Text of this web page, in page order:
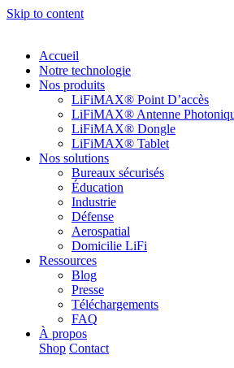
Skip to content
Accueil
Notre technologie
Nos produits
LiFiMAX® Point D’accès
LiFiMAX® Antenne
LiFiMAX® Dongle
LiFiMAX® Tablet
Nos solutions
Bureaux sécurisés
Éducation
Industrie
Défense
Aerospatial
Domicilie LiFi
Ressources
Blog
Presse
Téléchargements
FAQ
À propos
Shop Contact